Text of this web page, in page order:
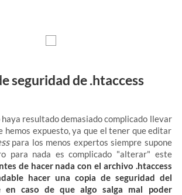
seguridad de .htaccess
haya resultado demasiado complicado llevar
hemos expuesto, ya que el tener que editar
para los menos expertos siempre supone
para nada es complicado "alterar" este
de hacer nada con el archivo .htaccess
hacer una copia de seguridad del
en caso de que algo salga mal poder